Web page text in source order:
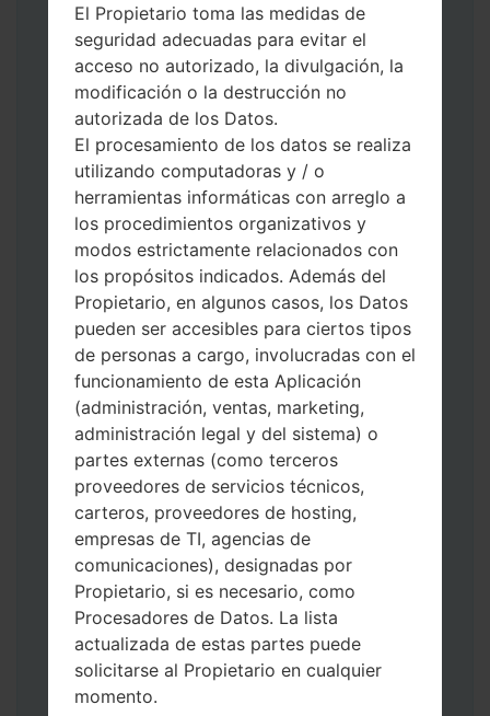
Descargue a su PC: la última versión de
Odin 3.
A continuación, extraiga el archivo de
firmware.
Debe obtener 1 (si es archivo 1, elíjalo aquí)
o 5 (si es archivo 5, selecciónelo aquí):
AP: "Sistema y Recuperación"
CP: "Módem y Radio"
CSC _ ***: "País y región y operador"
HOME_CSC _ ***: "País y regióny
operador"
Agregue todos los archivos a Odin 3.
Si desea hacer clean flash, use CSC _ *** o
use HOME_CSC _ *** para mantener sus
datos y aplicaciones.
Ahora apague su teléfono y entre al Modo
de Descarga. Cómo hacer todos los
El Propietario toma las medidas de
seguridad adecuadas para evitar el
acceso no autorizado, la divulgación, la
modificación o la destrucción no
autorizada de los Datos.
El procesamiento de los datos se realiza
utilizando computadoras y / o
herramientas informáticas con arreglo a
los procedimientos organizativos y
modos estrictamente relacionados con
los propósitos indicados. Además del
Propietario, en algunos casos, los Datos
pueden ser accesibles para ciertos tipos
de personas a cargo, involucradas con el
funcionamiento de esta Aplicación
(administración, ventas, marketing,
administración legal y del sistema) o
partes externas (como terceros
proveedores de servicios técnicos,
carteros, proveedores de hosting,
empresas de TI, agencias de
comunicaciones), designadas por
Propietario, si es necesario, como
Procesadores de Datos. La lista
actualizada de estas partes puede
solicitarse al Propietario en cualquier
momento.